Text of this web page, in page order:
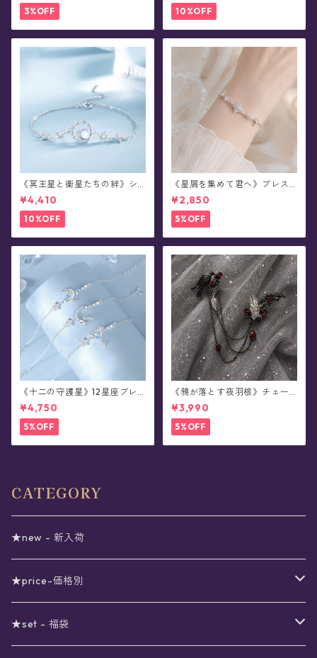
3%OFF 10%OFF
《冥王星と衛星たちの絆》シ
ルバーブレスレット
¥4,410
10%OFF
《星屑を集めて君へ》ブレス
レット(全2色)
¥2,850
5%OFF
《十二の守護星》12星座ブレ
スレット
¥4,750
5%OFF
《鴉が落とす夜羽根》チェー
ンブローチ/襟ブローチ
¥3,990
5%OFF
CATEGORY
★new - 新入荷
★price-価格別
セール
★set - 福袋